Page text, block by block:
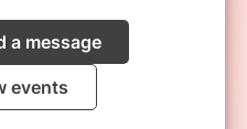
a message
events